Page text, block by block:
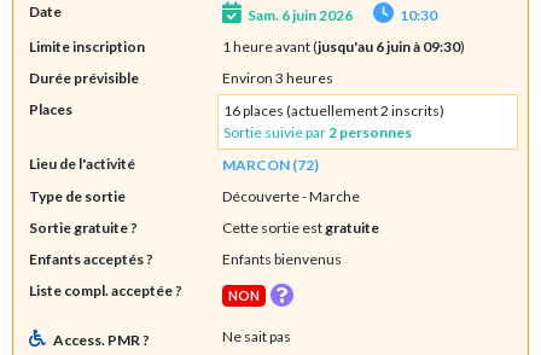
Date
Sam. 6 juin 2026
10:30
Limite inscription
1 heure avant (jusqu'au 6 juin à 09:30)
Durée prévisible
Environ 3 heures
Places
16 places (actuellement 2 inscrits)
Sortie suivie par 2 personnes
Lieu de l'activité
MARCON (72)
Type de sortie
Découverte- Marche
Sortie gratuite ?
Cette sortie est gratuite
Enfants acceptés ?
Enfants bienvenus
Liste compl. acceptée ?
NON
Access. PMR ?
Ne sait pas